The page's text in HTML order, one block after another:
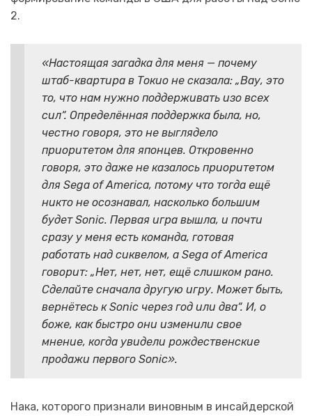
2.
«Настоящая загадка для меня — почему
штаб-квартира в Токио не сказала: „Вау, это
то, что нам нужно поддерживать изо всех
сил“. Определённая поддержка была, но,
честно говоря, это не выглядело
приоритетом для японцев. Откровенно
говоря, это даже не казалось приоритетом
для Sega of America, потому что тогда ещё
никто не осознавал, насколько большим
будет Sonic. Первая игра вышла, и почти
сразу у меня есть команда, готовая
работать над сиквелом, а Sega of America
говорит: „Нет, нет, нет, ещё слишком рано.
Сделайте сначала другую игру. Может быть,
вернётесь к Sonic через год или два“. И, о
боже, как быстро они изменили свое
мнение, когда увидели рождественские
продажи первого Sonic».
Нака, которого признали виновным в инсайдерской